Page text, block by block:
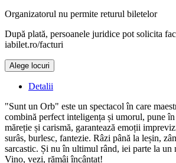
Organizatorul nu permite returul biletelor
După plată, persoanele juridice pot solicita
iabilet.ro/facturi
Alege locuri
Detalii
"Sunt un Orb" este un spectacol în care
combină perfect inteligența și umorul, pune
măreție și carismă, garantează emoții
surâs, burlesc, fantezie. Râzi până la leșin,
sarcastic. Și nu în ultimul rând, iei parte la un
Vino, vezi, rămâi încântat!